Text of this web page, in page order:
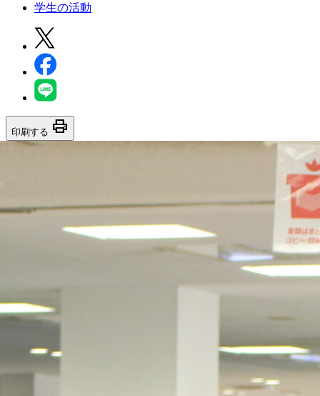
学生の活動
印刷する print